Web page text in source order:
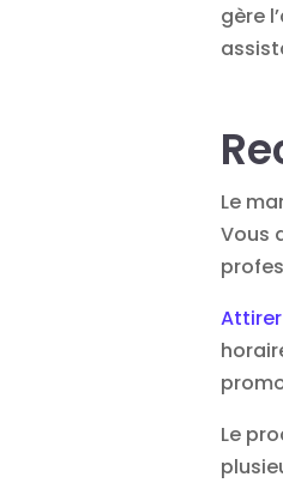
gère
Le
Vous
Le